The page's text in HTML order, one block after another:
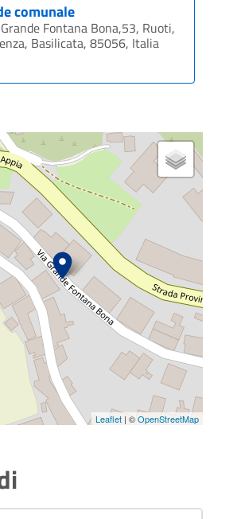
comunale
Fontana Bona,53, Ruoti,
Basilicata, 85056, Italia
Leaflet | ©OpenStreetMap